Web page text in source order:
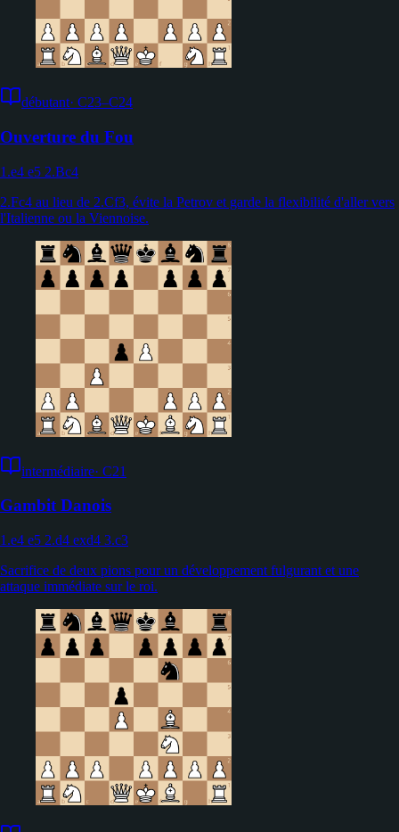
débutant· C23–C24
Ouverture du Fou
1.e4 e5 2.Bc4
2.Fc4 au lieu de 2.Cf3, évite la Petrov et garde la flexibilité d'aller vers
l'Italienne ou la Viennoise.
intermédiaire· C21
Gambit Danois
1.e4 e5 2.d4 exd4 3.c3
Sacrifice de deux pions pour un développement fulgurant et une
attaque immédiate sur le roi.